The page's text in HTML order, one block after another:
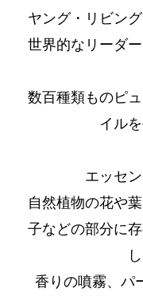
ヤング・リビン
世界的なリーダ
数百種類ものピ
イル
エッセ
自然植物の花や
子などの部分に
香りの噴霧、パ